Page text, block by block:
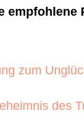
empfohlene
zum
des